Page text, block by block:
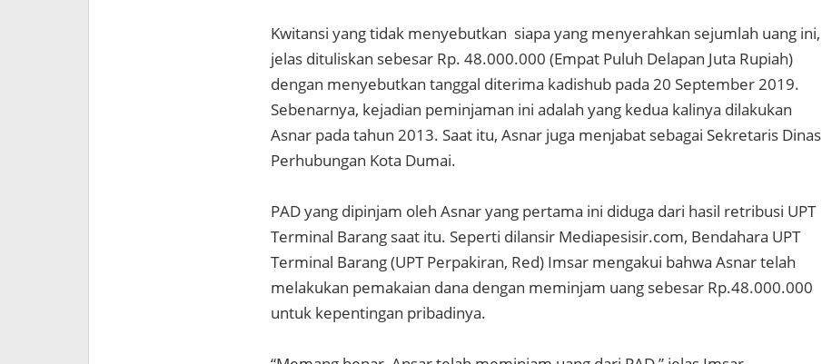
Kwitansi yang tidak menyebutkan siapa yang menyerahkan sejumlah uang ini,
jelas dituliskan sebesar Rp. 48.000.000 (Empat Puluh Delapan Juta Rupiah)
dengan menyebutkan tanggal diterima kadishub pada 20 September 2019.
Sebenarnya, kejadian peminjaman ini adalah yang kedua kalinya dilakukan
Asnar pada tahun 2013. Saat itu, Asnar juga menjabat sebagai Sekretaris Dinas
Perhubungan Kota Dumai.
PAD yang dipinjam oleh Asnar yang pertama ini diduga dari hasil retribusi UPT
Terminal Barang saat itu. Seperti dilansir Mediapesisir.com, Bendahara UPT
Terminal Barang (UPT Perpakiran, Red) Imsar mengakui bahwa Asnar telah
melakukan pemakaian dana dengan meminjam uang sebesar Rp.48.000.000
untuk kepentingan pribadinya.